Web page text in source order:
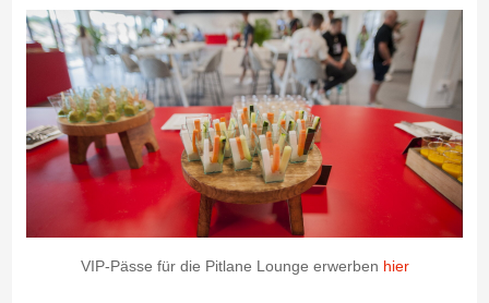
VIP-Pässe für die Pitlane Lounge erwerben hier